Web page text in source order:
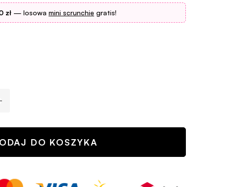
zł— losowa mini scrunchie gratis!
DO KOSZYKA